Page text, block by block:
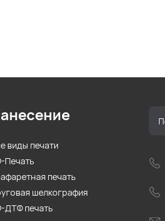
виды печати
Печать
печать
шелкография
ДТФ печать